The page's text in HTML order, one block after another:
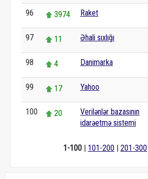
96 3974 Raket
97 11 Əhali sıxlığı
98 4 Danimarka
99 17 Yahoo
100 20
Verilənlər bazasının
idarəetmə sistemi
1-100 | 101-200 | 201-300